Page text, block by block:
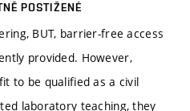
POSTIŽENÉ
BUT, barrier-free access
provided. However,
to be qualified as a civil
laboratory teaching, they